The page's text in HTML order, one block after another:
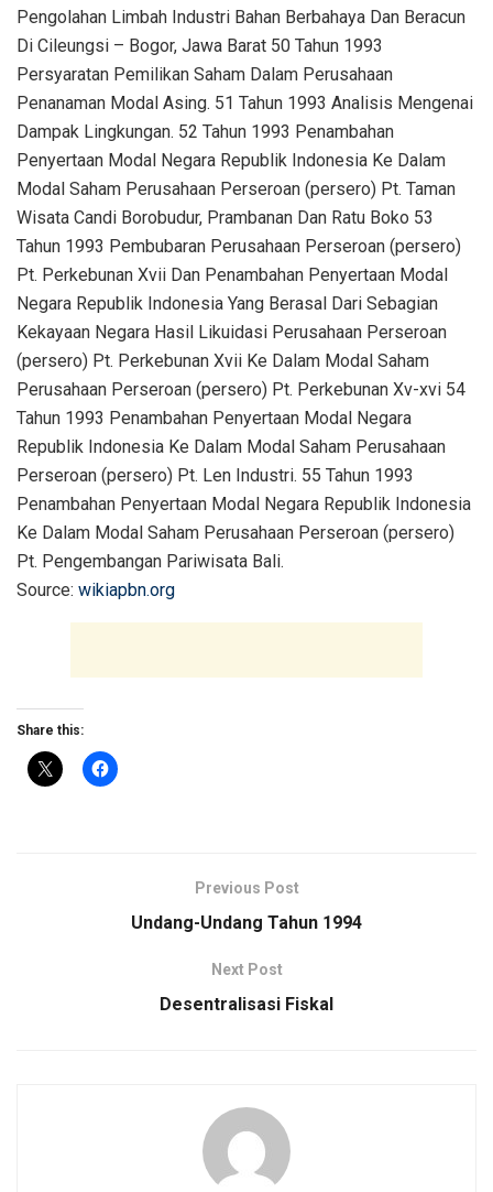
Pengolahan Limbah Industri Bahan Berbahaya Dan Beracun
Di Cileungsi – Bogor, Jawa Barat 50 Tahun 1993
Persyaratan Pemilikan Saham Dalam Perusahaan
Penanaman Modal Asing. 51 Tahun 1993 Analisis Mengenai
Dampak Lingkungan. 52 Tahun 1993 Penambahan
Penyertaan Modal Negara Republik Indonesia Ke Dalam
Modal Saham Perusahaan Perseroan (persero) Pt. Taman
Wisata Candi Borobudur, Prambanan Dan Ratu Boko 53
Tahun 1993 Pembubaran Perusahaan Perseroan (persero)
Pt. Perkebunan Xvii Dan Penambahan Penyertaan Modal
Negara Republik Indonesia Yang Berasal Dari Sebagian
Kekayaan Negara Hasil Likuidasi Perusahaan Perseroan
(persero) Pt. Perkebunan Xvii Ke Dalam Modal Saham
Perusahaan Perseroan (persero) Pt. Perkebunan Xv-xvi 54
Tahun 1993 Penambahan Penyertaan Modal Negara
Republik Indonesia Ke Dalam Modal Saham Perusahaan
Perseroan (persero) Pt. Len Industri. 55 Tahun 1993
Penambahan Penyertaan Modal Negara Republik Indonesia
Ke Dalam Modal Saham Perusahaan Perseroan (persero)
Pt. Pengembangan Pariwisata Bali.
Source: wikiapbn.org
Share this:
Previous Post
Undang-Undang Tahun 1994
Next Post
Desentralisasi Fiskal